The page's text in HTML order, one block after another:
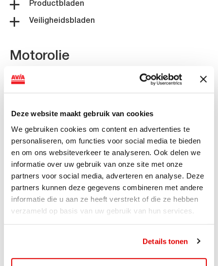
Deze website maakt gebruik van cookies
We gebruiken cookies om content en advertenties te
personaliseren, om functies voor social media te bieden
en om ons websiteverkeer te analyseren. Ook delen we
informatie over uw gebruik van onze site met onze
partners voor social media, adverteren en analyse. Deze
partners kunnen deze gegevens combineren met andere
informatie die u aan ze heeft verstrekt of die ze hebben
verzameld op basis van uw gebruik van hun services.
Details tonen
Productbladen
Veiligheidsbladen
Motorolie
Overigen
Productbladen
Reiniging